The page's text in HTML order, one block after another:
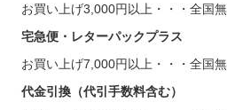
お買い上げ3,000円以上・・・全国
宅急便・レターパックプラス
お買い上げ7,000円以上・・・全国
代金引換（代引手数料含む）